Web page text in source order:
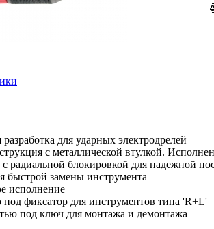
для ударных электродрелей
с металлической втулкой.
радиальной блокировкой для надежной
быстрой замены инструмента
исполнение
под фиксатор для инструментов типа 'R+L'
под ключ для монтажа и демонтажа